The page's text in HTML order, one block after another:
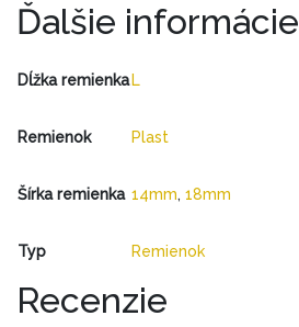
Ďalšie informácie
Dĺžka remienka L
Remienok Plast
Šírka remienka 14mm, 18mm
Typ Remienok
Recenzie